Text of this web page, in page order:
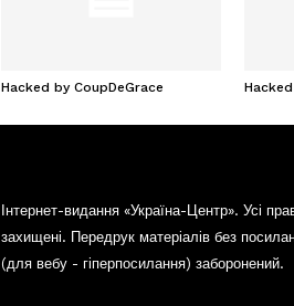
Hacked by CoupDeGrace
Інтернет-видання «Україна-Центр». Усі
захищені. Передрук матеріалів без
(для вебу - гіперпосилання) заборонений.